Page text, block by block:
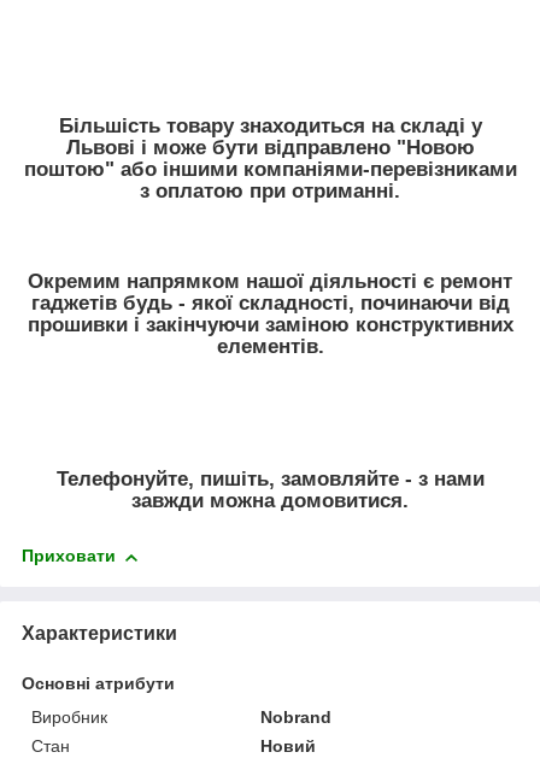
Більшість товару знаходиться на складі у
Львові і може бути відправлено "Новою
поштою" або іншими компаніями-перевізниками
з оплатою при отриманні.
Окремим напрямком нашої діяльності є ремонт
гаджетів будь - якої складності, починаючи від
прошивки і закінчуючи заміною конструктивних
елементів.
Телефонуйте, пишіть, замовляйте - з нами
завжди можна домовитися.
Приховати
Характеристики
Основні атрибути
Виробник
Nobrand
Стан
Новий